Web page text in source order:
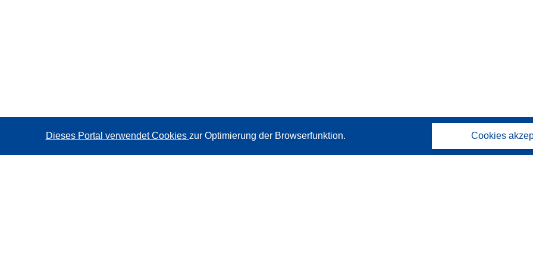
Dieses Portal verwendet Cookies zur Optimierung der Browserfunktion. Cookies